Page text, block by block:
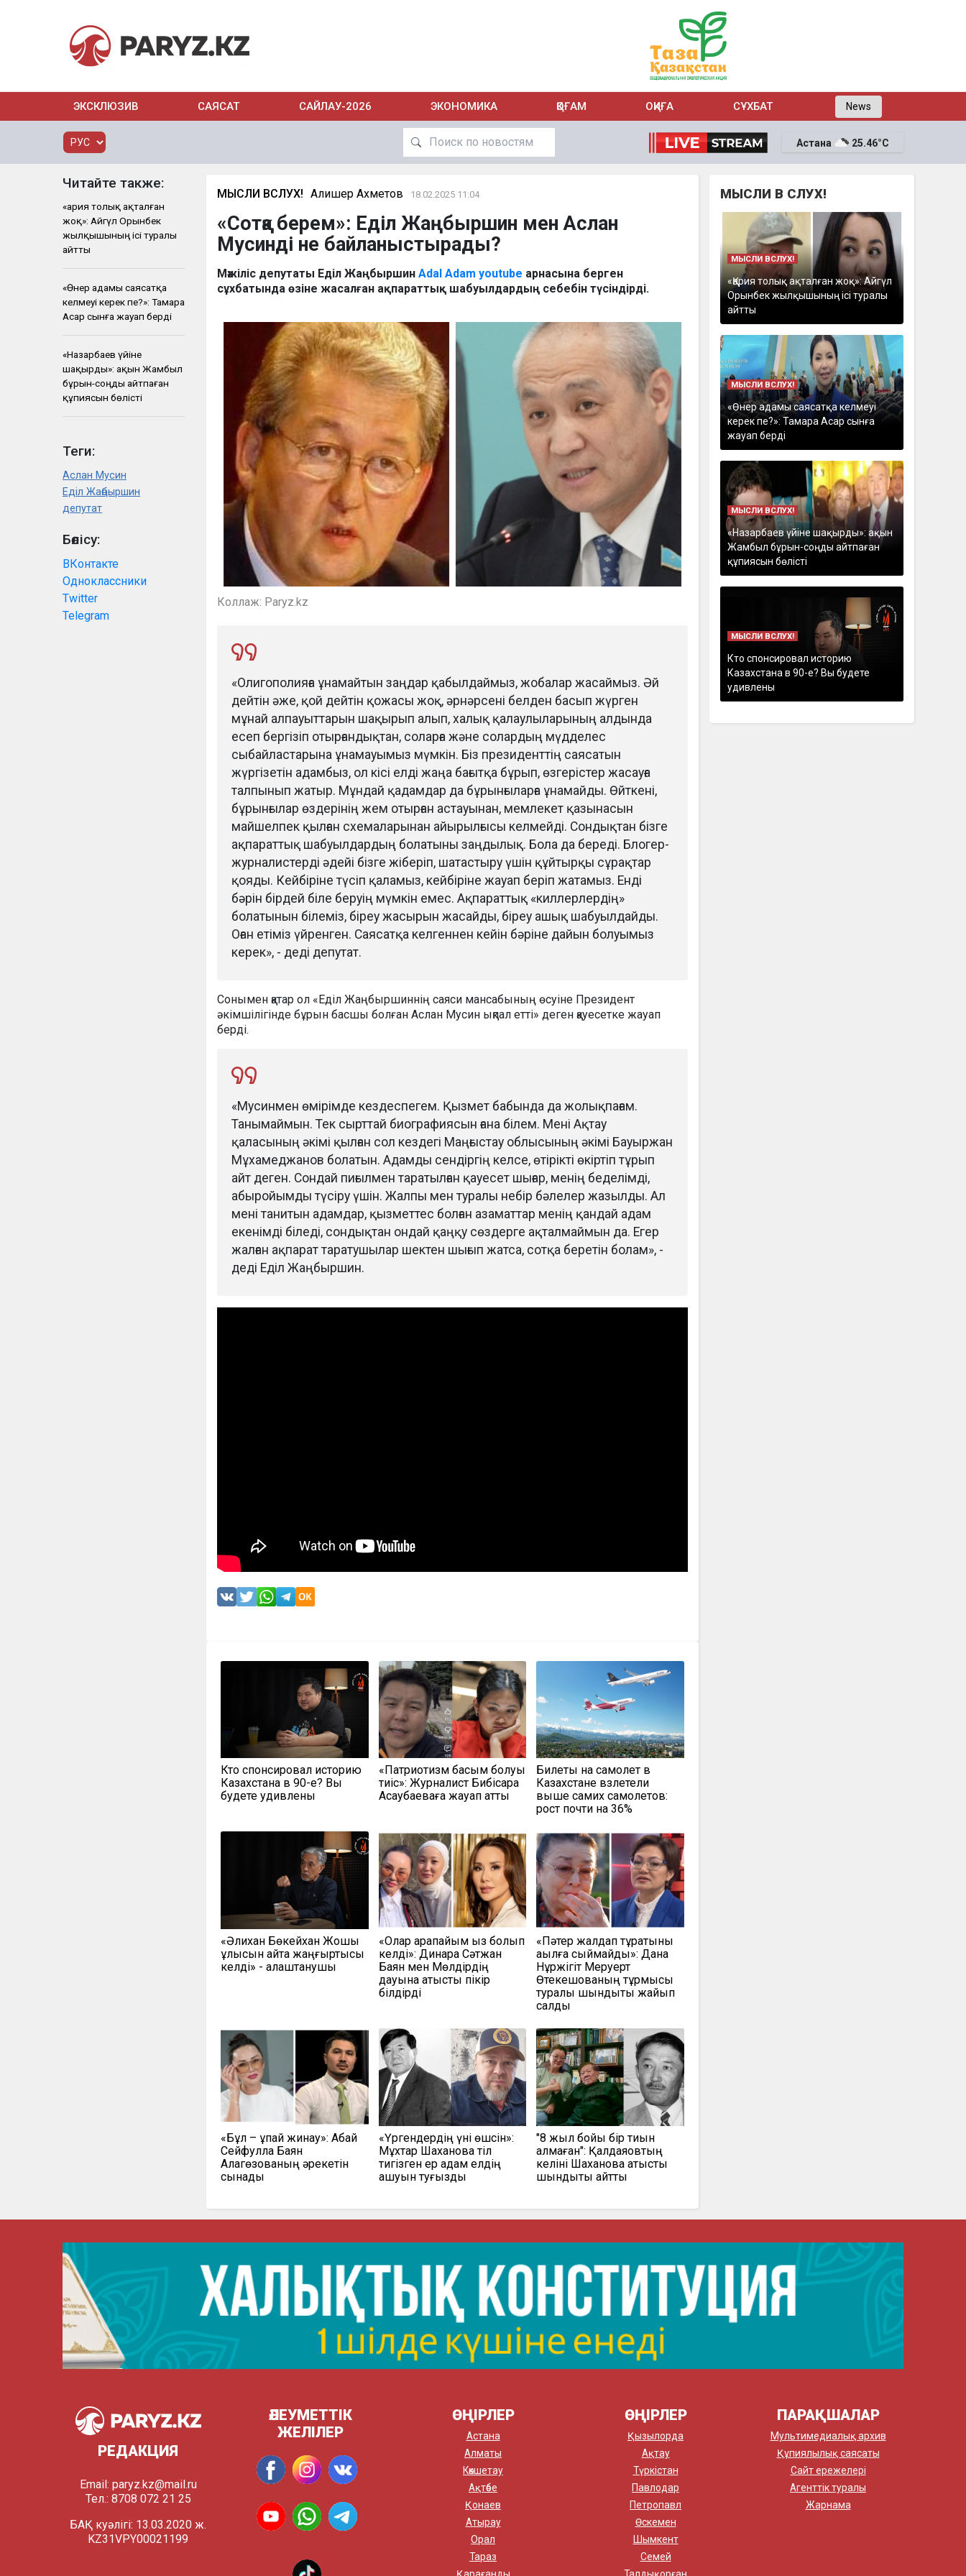
ЭКСКЛЮЗИВ САЯСАТ САЙЛАУ-2026 ЭКОНОМИКА ҚОҒАМ ОҚИҒА СҰХБАТ News
Астана 25.46°C
Читайте также:
«Қария толық ақталған
жоқ»: Айгүл Орынбек
жылқышының ісі туралы
айтты
«Өнер адамы саясатқа
келмеуі керек пе?»: Тамара
Асар сынға жауап берді
«Назарбаев үйіне
шақырды»: ақын Жамбыл
бұрын-соңды айтпаған
құпиясын бөлісті
Теги:
Аслан Мусин
Еділ Жаңбыршин
депутат
Бөлісу:
ВКонтакте
Одноклассники
Twitter
Telegram
МЫСЛИ ВСЛУХ! Алишер Ахметов 18.02.2025 11:04
«Сотқа берем»: Еділ Жаңбыршин мен Аслан
Мусинді не байланыстырады?
Мәжіліс депутаты Еділ Жаңбыршин Adal Adam youtube арнасына берген
сұхбатында өзіне жасалған ақпараттық шабуылдардың себебін түсіндірді.
Коллаж: Paryz.kz
«Олигополияға ұнамайтын заңдар қабылдаймыз, жобалар жасаймыз. Әй
дейтін әже, қой дейтін қожасы жоқ, әрнәрсені белден басып жүрген
мұнай алпауыттарын шақырып алып, халық қалаулыларының алдында
есеп бергізіп отырғандықтан, соларға және солардың мүдделес
сыбайластарына ұнамауымыз мүмкін. Біз президенттің саясатын
жүргізетін адамбыз, ол кісі елді жаңа бағытқа бұрып, өзгерістер жасауға
талпынып жатыр. Мұндай қадамдар да бұрынғыларға ұнамайды. Өйткені,
бұрынғылар өздерінің жем отырған астауынан, мемлекет қазынасын
майшелпек қылған схемаларынан айырылғысы келмейді. Сондықтан бізге
ақпараттық шабуылдардың болатыны заңдылық. Бола да береді. Блогер-
журналистерді әдейі бізге жіберіп, шатастыру үшін құйтырқы сұрақтар
қояды. Кейбіріне түсіп қаламыз, кейбіріне жауап беріп жатамыз. Енді
бәрін бірдей біле беруің мүмкін емес. Ақпараттық «киллерлердің»
болатынын білеміз, біреу жасырын жасайды, біреу ашық шабуылдайды.
Оған етіміз үйренген. Саясатқа келгеннен кейін бәріне дайын болуымыз
керек», - деді депутат.
Сонымен қатар ол «Еділ Жаңбыршиннің саяси мансабының өсуіне Президент
әкімшілігінде бұрын басшы болған Аслан Мусин ықпал етті» деген қауесетке жауап
берді.
«Мусинмен өмірімде кездеспегем. Қызмет бабында да жолықпағам.
Танымаймын. Тек сырттай биографиясын ғана білем. Мені Ақтау
қаласының әкімі қылған сол кездегі Маңғыстау облысының әкімі Бауыржан
Мұхамеджанов болатын. Адамды сендіргің келсе, өтірікті өкіртіп тұрып
айт деген. Сондай пиғылмен таратылған қауесет шығар, менің беделімді,
абыройымды түсіру үшін. Жалпы мен туралы небір бәлелер жазылды. Ал
мені танитын адамдар, қызметтес болған азаматтар менің қандай адам
екенімді біледі, сондықтан ондай қаңқу сөздерге ақталмаймын да. Егер
жалған ақпарат таратушылар шектен шығып жатса, сотқа беретін болам», -
деді Еділ Жаңбыршин.
Кто спонсировал историю
Казахстана в 90-е? Вы
будете удивлены
«Патриотизм басым болуы
тиіс»: Журналист Бибісара
Асаубаеваға жауап қатты
Билеты на самолет в
Казахстане взлетели
выше самих самолетов:
рост почти на 36%
«Әлихан Бөкейхан Жошы
ұлысын қайта жаңғыртқысы
келді» - алаштанушы
«Олар қарапайым қыз болып
келді»: Динара Сәтжан
Баян мен Мөлдірдің
дауына қатысты пікір
білдірді
«Пәтер жалдап тұратыны
ақылға сыймайды»: Дана
Нұржігіт Меруерт
Өтекешованың тұрмысы
туралы шындықты жайып
салды
«Бұл – ұпай жинау»: Абай
Сейфулла Баян
Алагөзованың әрекетін
сынады
«Үргендердің үні өшсін»:
Мұхтар Шахановқа тіл
тигізген ер адам елдің
ашуын туғызды
"8 жыл бойы бір тиын
алмаған": Қалдаяқовтың
келіні Шахановқа қатысты
шындықты айтты
МЫСЛИ В СЛУХ!
МЫСЛИ ВСЛУХ!
«Қария толық ақталған жоқ»: Айгүл
Орынбек жылқышының ісі туралы
айтты
МЫСЛИ ВСЛУХ!
«Өнер адамы саясатқа келмеуі
керек пе?»: Тамара Асар сынға
жауап берді
МЫСЛИ ВСЛУХ!
«Назарбаев үйіне шақырды»: ақын
Жамбыл бұрын-соңды айтпаған
құпиясын бөлісті
МЫСЛИ ВСЛУХ!
Кто спонсировал историю
Казахстана в 90-е? Вы будете
удивлены
РЕДАКЦИЯ
Email: paryz.kz@mail.ru
Тел.: 8708 072 21 25
БАҚ куәлігі: 13.03.2020 ж.
KZ31VPY00021199
ӘЛЕУМЕТТІК
ЖЕЛІЛЕР
ӨҢІРЛЕР
Астана
Алматы
Көкшетау
Ақтөбе
Қонаев
Атырау
Орал
Тараз
Қарағанды
ӨҢІРЛЕР
Қызылорда
Ақтау
Түркістан
Павлодар
Петропавл
Өскемен
Шымкент
Семей
Талдықорған
ПАРАҚШАЛАР
Мультимедиалық архив
Құпиялылық саясаты
Сайт ережелері
Агенттік туралы
Жарнама